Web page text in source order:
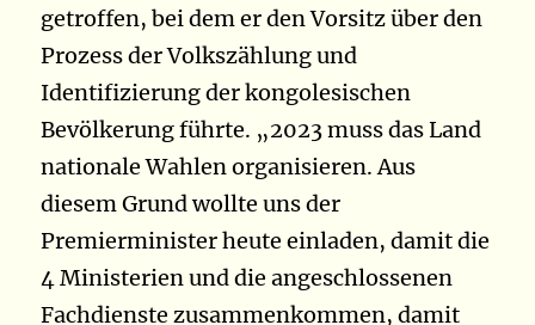
getroffen, bei dem er den Vorsitz über den
Prozess der Volkszählung und
Identifizierung der kongolesischen
Bevölkerung führte. „2023 muss das Land
nationale Wahlen organisieren.Aus
diesem Grund wollte uns der
Premierminister heute einladen, damit die
4 Ministerien und die angeschlossenen
Fachdienste zusammenkommen, damit